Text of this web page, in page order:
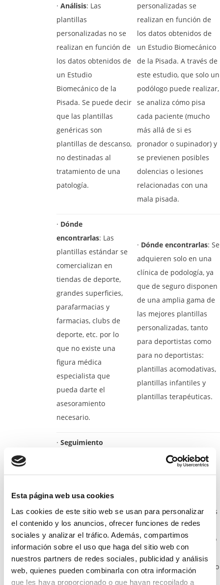
Esta página web usa cookies
Las cookies de este sitio web se usan para personalizar
el contenido y los anuncios, ofrecer funciones de redes
sociales y analizar el tráfico. Además, compartimos
información sobre el uso que haga del sitio web con
nuestros partners de redes sociales, publicidad y análisis
web, quienes pueden combinarla con otra información
que les haya proporcionado o que hayan recopilado a
· Análisis: Las
plantillas
personalizadas no se
realizan en función de
los datos obtenidos de
un Estudio
Biomecánico de la
Pisada. Se puede decir
que las plantillas
genéricas son
plantillas de descanso,
no destinadas al
tratamiento de una
patología.
personalizadas se
realizan en función de
los datos obtenidos de
un Estudio Biomecánico
de la Pisada. A través de
este estudio, que solo un
podólogo puede realizar,
se analiza cómo pisa
cada paciente (mucho
más allá de si es
pronador o supinador) y
se previenen posibles
dolencias o lesiones
relacionadas con una
mala pisada.
· Dónde
encontrarlas: Las
plantillas estándar se
comercializan en
tiendas de deporte,
grandes superficies,
parafarmacias y
farmacias, clubs de
deporte, etc. por lo
que no existe una
figura médica
especialista que
pueda darte el
asesoramiento
necesario.
· Dónde encontrarlas: Se
adquieren solo en una
clínica de podología, ya
que de seguro disponen
de una amplia gama de
las mejores plantillas
personalizadas, tanto
para deportistas como
para no deportistas:
plantillas acomodativas,
plantillas infantiles y
plantillas terapéuticas.
· Seguimiento
no existe una figura
profesional que vaya a
darte un buen
seguimiento de tus
plantillas. El proceso
de adaptación a unas
plantillas es
Seguimiento
: El paso de
hacemos entrega de sus
plantillas
personalizadas. Cuando
el paciente empieza a
usarlas en su día a día, o
para entrenar, etc.